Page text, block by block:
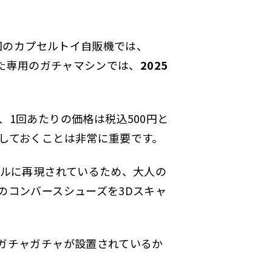
カプセルトイ自販機では、
用のガチャマシンでは、 2025
1回あたりの価格は税込500円と
おくことは非常に重要です。
に再現されているため、大人の
コンバースシューズを3Dスキャ
チャガチャが設置されているか